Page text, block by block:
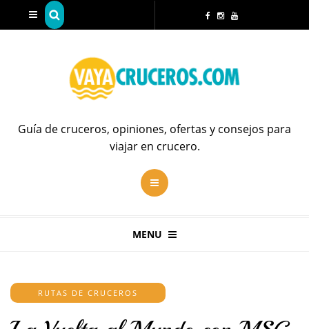
Guía de cruceros, opiniones, ofertas y consejos para
viajar en crucero.
MENU
RUTAS DE CRUCEROS